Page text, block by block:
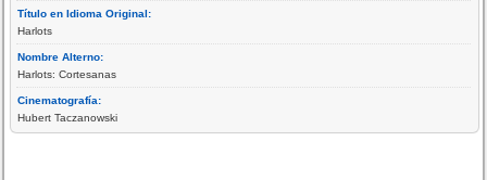
Título en Idioma Original:
Harlots
Nombre Alterno:
Harlots: Cortesanas
Cinematografía:
Hubert Taczanowski